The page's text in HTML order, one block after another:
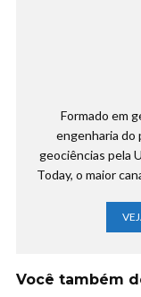
Formado em
engenharia do
geociências pela
Today, o maior
Você também